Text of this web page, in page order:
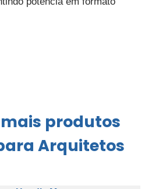
produtos
Arquitetos